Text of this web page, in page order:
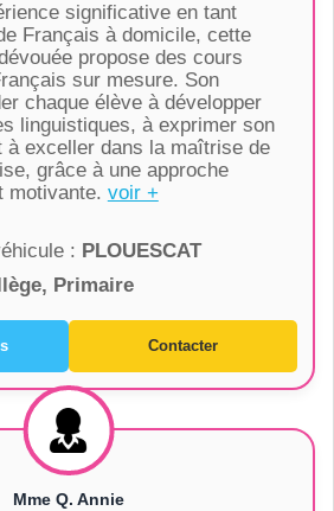
significative en tant
Français à domicile, cette
propose des cours
sur mesure. Son
chaque élève à développer
linguistiques, à exprimer son
à exceller dans la maîtrise de
grâce à une approche
motivante. voir +
: PLOUESCAT
Primaire
Contacter
Mme Q. Annie